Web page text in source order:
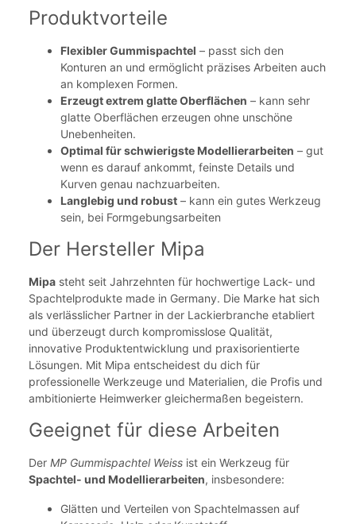
Produktvorteile
Flexibler Gummispachtel – passt sich den
Konturen an und ermöglicht präzises Arbeiten auch
an komplexen Formen.
Erzeugt extrem glatte Oberflächen – kann sehr
glatte Oberflächen erzeugen ohne unschöne
Unebenheiten.
Optimal für schwierigste Modellierarbeiten – gut
wenn es darauf ankommt, feinste Details und
Kurven genau nachzuarbeiten.
Langlebig und robust – kann ein gutes Werkzeug
sein, bei Formgebungsarbeiten
Der Hersteller Mipa
Mipa steht seit Jahrzehnten für hochwertige Lack- und
Spachtelprodukte made in Germany. Die Marke hat sich
als verlässlicher Partner in der Lackierbranche etabliert
und überzeugt durch kompromisslose Qualität,
innovative Produktentwicklung und praxisorientierte
Lösungen. Mit Mipa entscheidest du dich für
professionelle Werkzeuge und Materialien, die Profis und
ambitionierte Heimwerker gleichermaßen begeistern.
Geeignet für diese Arbeiten
Der MP Gummispachtel Weiss ist ein Werkzeug für
Spachtel- und Modellierarbeiten, insbesondere:
Glätten und Verteilen von Spachtelmassen auf